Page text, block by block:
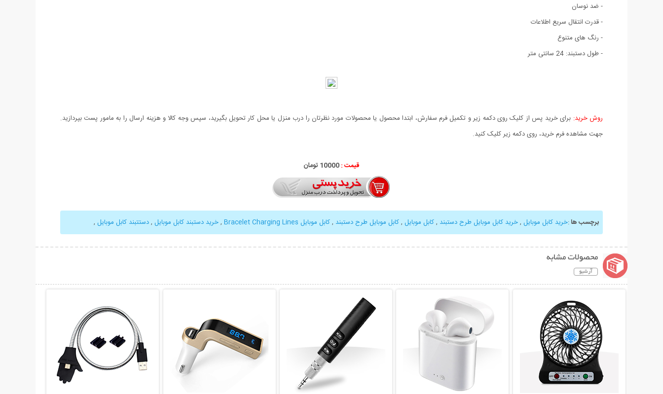
- ضد نوسان
- قدرت انتقال سریع اطلاعات
- رنگ های متنوع
- طول دستبند: 24 سانتی متر
روش خرید: برای خرید پس از کلیک روی دکمه زیر و تکمیل فرم سفارش، ابتدا محصول یا محصولات مورد نظرتان را درب منزل یا محل کار تحویل بگیرید، سپس وجه کالا و هزینه ارسال را به مامور پست بپردازید.
جهت مشاهده فرم خرید، روی دکمه زیر کلیک کنید.
قیمت :10000 تومان
برچسب ها:خرید کابل موبایل ,خرید کابل موبایل طرح دستبند ,کابل موبایل ,کابل موبایل طرح دستبند ,کابل موبایل Bracelet Charging Lines ,خرید دستبند کابل موبایل ,دستتبند کابل موبایل ,
محصولات مشابه
آرشیو